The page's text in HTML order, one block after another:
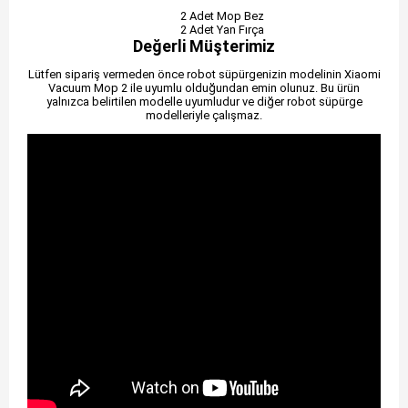
2 Adet Mop Bez
2 Adet Yan Fırça
Değerli Müşterimiz
Lütfen sipariş vermeden önce robot süpürgenizin modelinin Xiaomi
Vacuum Mop 2 ile uyumlu olduğundan emin olunuz. Bu ürün
yalnızca belirtilen modelle uyumludur ve diğer robot süpürge
modelleriyle çalışmaz.